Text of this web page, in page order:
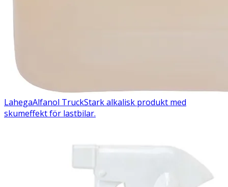
LahegaAlfanol TruckStark alkalisk produkt med
skumeffekt för lastbilar.